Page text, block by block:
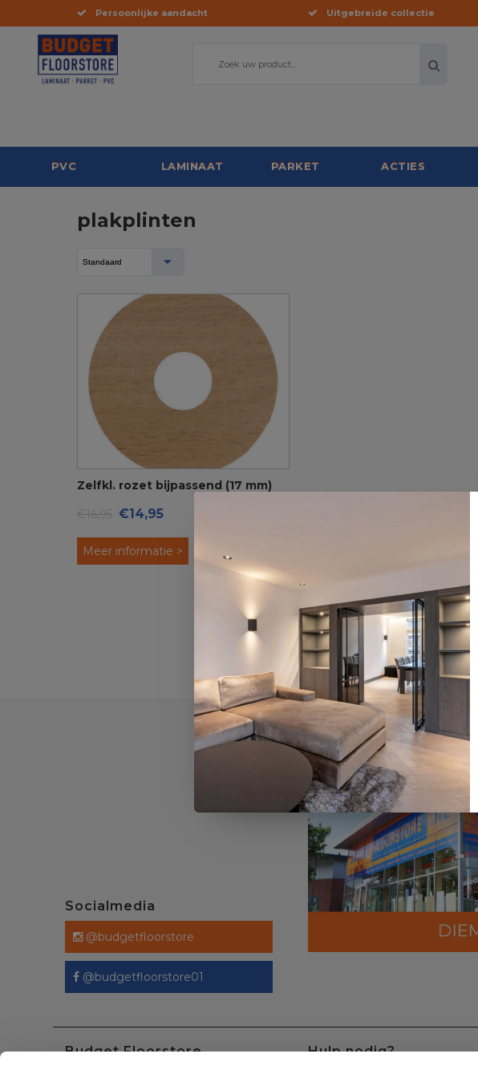
Persoonlijke aandacht Uitgebreide collectie
PVC LAMINAAT PARKET ACTIES
plakplinten
Zelfkl. rozet bijpassend (17 mm)
(10st.)
€16,95 €14,95
Meer informatie >
Socialmedia
@budgetfloorstore
@budgetfloorstore01
Budget Floorstore Hulp nodig?